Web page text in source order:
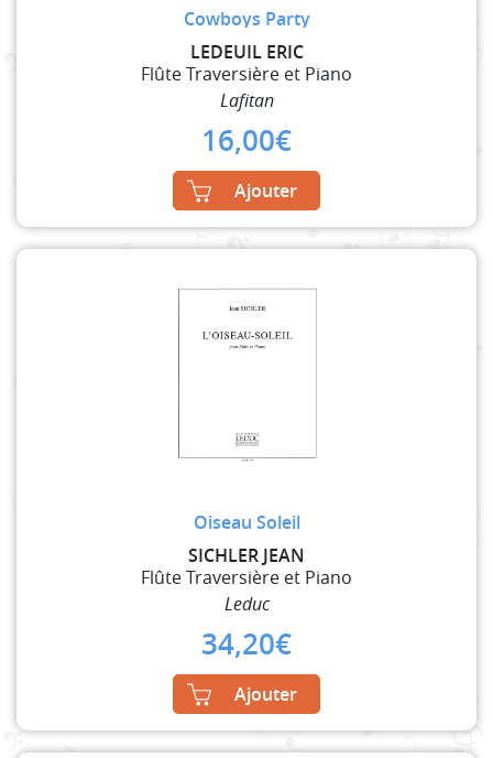
Cowboys Party
LEDEUIL ERIC
Flûte Traversière et Piano
Lafitan
16,00€
Ajouter
Oiseau Soleil
SICHLER JEAN
Flûte Traversière et Piano
Leduc
34,20€
Ajouter